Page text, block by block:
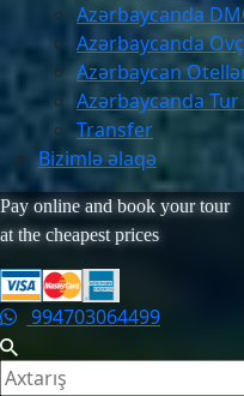
Azərbaycanda
Azərbaycanda
Azərbaycan
Azərbaycanda Tur
Transfer
Bizimlə əlaqə
Pay online and book your tour
at the cheapest prices
994703064499